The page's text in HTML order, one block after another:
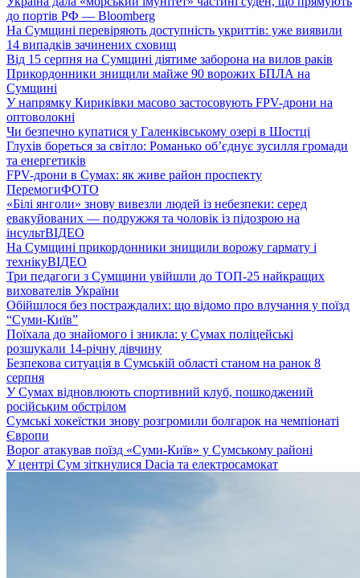
до портів РФ — Bloomberg
На Сумщині перевіряють доступність укриттів: уже виявили
14 випадків зачинених сховищ
Від 15 серпня на Сумщині діятиме заборона на вилов раків
Прикордонники знищили майже 90 ворожих БПЛА на
Сумщині
У напрямку Кириківки масово застосовують FPV-дрони на
оптоволокні
Чи безпечно купатися у Галенківському озері в Шостці
Глухів бореться за світло: Романько об’єднує зусилля громади
та енергетиків
FPV-дрони в Сумах: як живе район проспекту
ПеремогиФОТО
«Білі янголи» знову вивезли людей із небезпеки: серед
евакуйованих — подружжя та чоловік із підозрою на
інсультВІДЕО
На Сумщині прикордонники знищили ворожу гармату і
технікуВІДЕО
Три педагоги з Сумщини увійшли до ТОП-25 найкращих
вихователів України
Обійшлося без постраждалих: що відомо про влучання у поїзд
“Суми-Київ”
Поїхала до знайомого і зникла: у Сумах поліцейські
розшукали 14-річну дівчину
Безпекова ситуація в Сумській області станом на ранок 8
серпня
У Сумах відновлюють спортивний клуб, пошкоджений
російським обстрілом
Сумські хокеїстки знову розгромили болгарок на чемпіонаті
Європи
Ворог атакував поїзд «Суми-Київ» у Сумському районі
У центрі Сум зіткнулися Dacia та електросамокат